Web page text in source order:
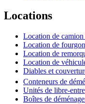
Locations
Location de camion
Location de
Location de
Location de
Diables et
Conteneurs de
Unités de libre-
Boîtes de